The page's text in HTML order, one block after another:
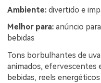
Ambiente: divertido e
Melhor para: anúncio
bebidas
Tons borbulhantes de
animados, efervescentes
bebidas, reels